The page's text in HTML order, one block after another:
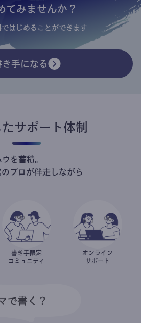
てみませんか？
はじめることができます
き手になる
サポート体制
を蓄積。
プロが伴走しながら
書き手限定
コミュニティ
オンライン
サポート